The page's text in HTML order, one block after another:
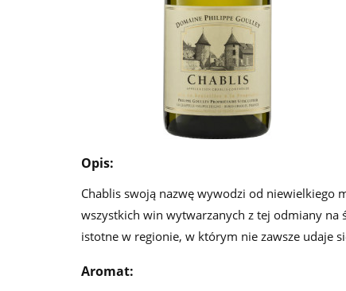
Opis:
Chablis swoją nazwę wywodzi od niewielkiego
wszystkich win wytwarzanych z tej odmiany na
istotne w regionie, w którym nie zawsze udaje
Aromat: